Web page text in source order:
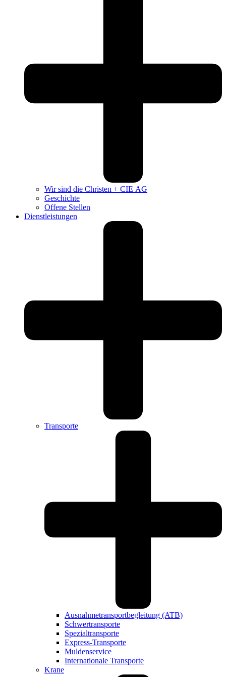
Wir sind die Christen + CIE AG
Geschichte
Offene Stellen
Dienstleistungen
Transporte
Ausnahme­transport­begleitung (ATB)
Schwer­transporte
Spezial­transporte
Express-Transporte
Muldenservice
Internationale Transporte
Krane